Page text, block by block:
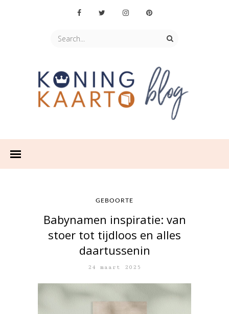
GEBOORTE
Babynamen inspiratie: van
stoer tot tijdloos en alles
daartussenin
24 maart 2025